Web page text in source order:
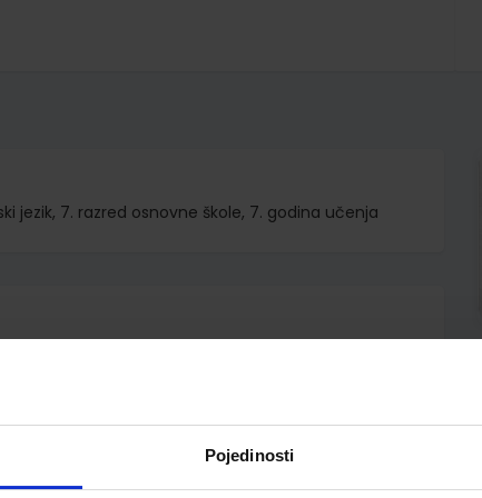
Pojedinosti
jezik, 7. razred osnovne škole, 7. godina učenja